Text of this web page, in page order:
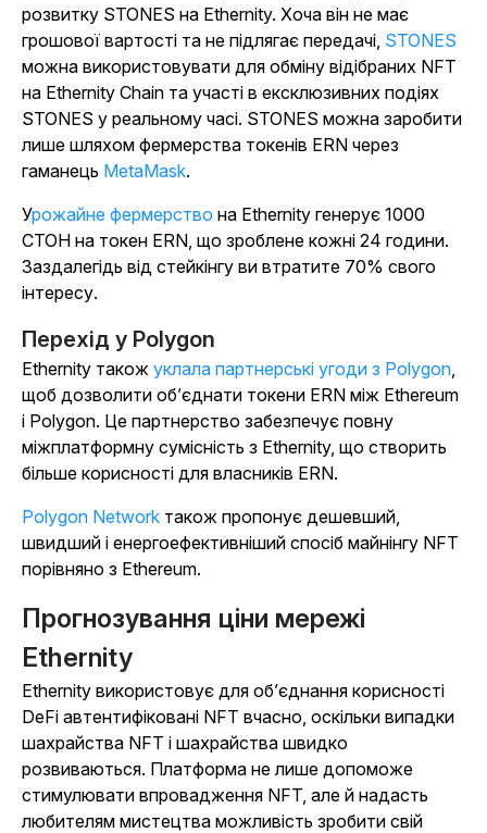
розвитку STONES на Ethernity. Хоча він не має
грошової вартості та не підлягає передачі, STONES
можна використовувати для обміну відібраних NFT
на Ethernity Chain та участі в ексклюзивних подіях
STONES у реальному часі. STONES можна заробити
лише шляхом фермерства токенів ERN через
гаманець MetaMask.
Урожайне фермерство на Ethernity генерує 1000
СТОН на токен ERN, що зроблене кожні 24 години.
Заздалегідь від стейкінгу ви втратите 70% свого
інтересу.
Перехід у Polygon
Ethernity також уклала партнерські угоди з Polygon,
щоб дозволити об’єднати токени ERN між Ethereum
і Polygon. Це партнерство забезпечує повну
міжплатформну сумісність з Ethernity, що створить
більше корисності для власників ERN.
Polygon Network також пропонує дешевший,
швидший і енергоефективніший спосіб майнінгу NFT
порівняно з Ethereum.
Прогнозування ціни мережі
Ethernity
Ethernity використовує для об’єднання корисності
DeFi автентифіковані NFT вчасно, оскільки випадки
шахрайства NFT і шахрайства швидко
розвиваються. Платформа не лише допоможе
стимулювати впровадження NFT, але й надасть
любителям мистецтва можливість зробити свій